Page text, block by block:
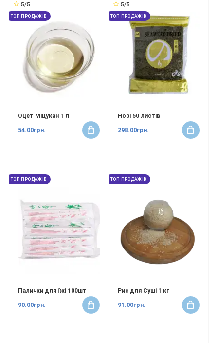
5/5
ТОП ПРОДАЖІВ
Оцет Міцукан 1 л
54.00грн.
5/5
ТОП ПРОДАЖІВ
Норі 50 листів
298.00грн.
ТОП ПРОДАЖІВ
Палички для їжі 100шт
90.00грн.
ТОП ПРОДАЖІВ
Рис для Суші 1 кг
91.00грн.